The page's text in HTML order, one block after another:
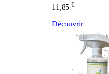
11,85 €
Découvrir